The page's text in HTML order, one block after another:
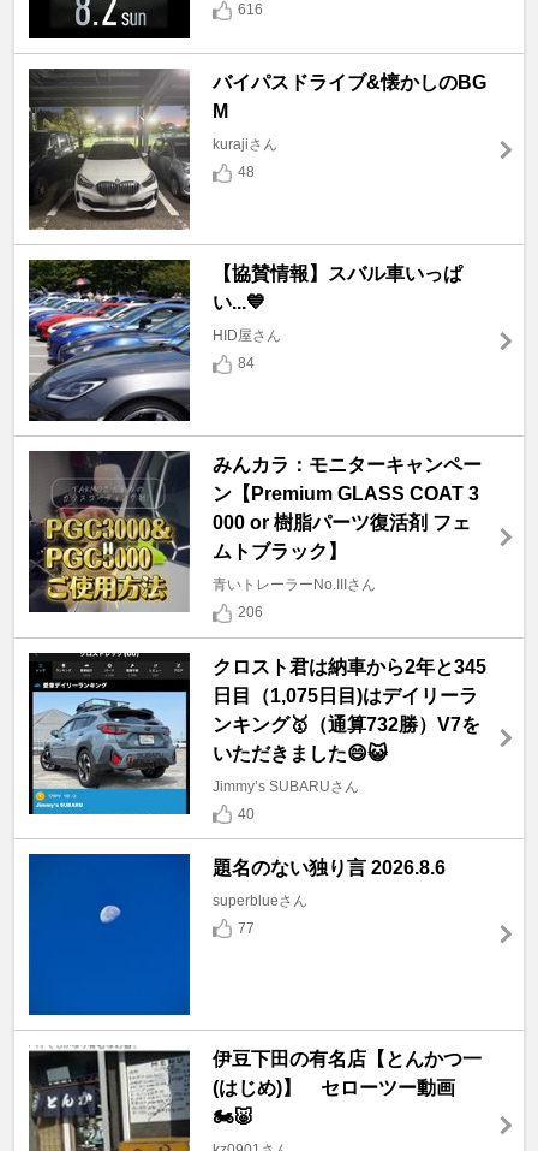
616
バイパスドライブ&懐かしのBG
M
kurajiさん
48
【協賛情報】スバル車いっぱ
い...💙
HID屋さん
84
みんカラ：モニターキャンペー
ン【Premium GLASS COAT 3
000 or 樹脂パーツ復活剤 フェ
ムトブラック】
青いトレーラーNo.IIIさん
206
クロスト君は納車から2年と345
日目（1,075日目)はデイリーラ
ンキング🥇（通算732勝）V7を
いただきました😄😺
Jimmy’s SUBARUさん
40
題名のない独り言 2026.8.6
superblueさん
77
伊豆下田の有名店【とんかつ一
(はじめ)】 セローツー動画
🏍🐷